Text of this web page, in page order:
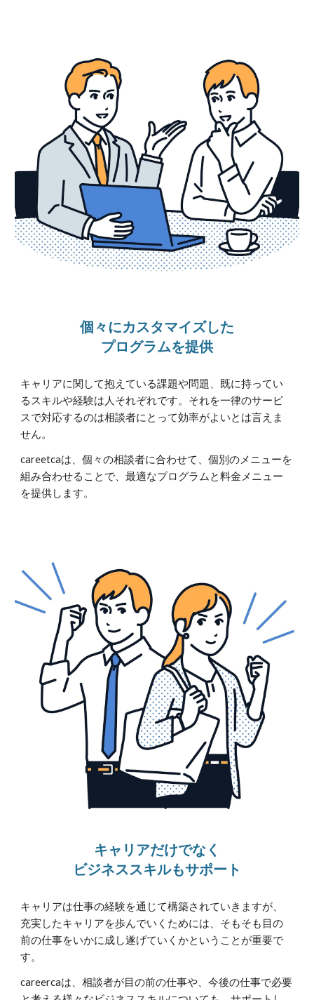
個々にカスタマイズした
プログラムを提供
キャリアに関して抱えている課題や問題、既に持ってい
るスキルや経験は人それぞれです。それを一律のサービ
スで対応するのは相談者にとって効率がよいとは言えま
せん。
careetcaは、個々の相談者に合わせて、個別のメニューを
組み合わせることで、最適なプログラムと料金メニュー
を提供します。
キャリアだけでなく
ビジネススキルもサポート
キャリアは仕事の経験を通じて構築されていきますが、
充実したキャリアを歩んでいくためには、そもそも目の
前の仕事をいかに成し遂げていくかということが重要で
す。
careercaは、相談者が目の前の仕事や、今後の仕事で必要